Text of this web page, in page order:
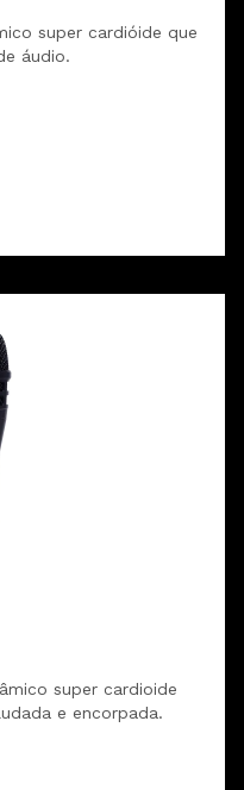
super cardióide que
áudio.
super cardioide
e encorpada.